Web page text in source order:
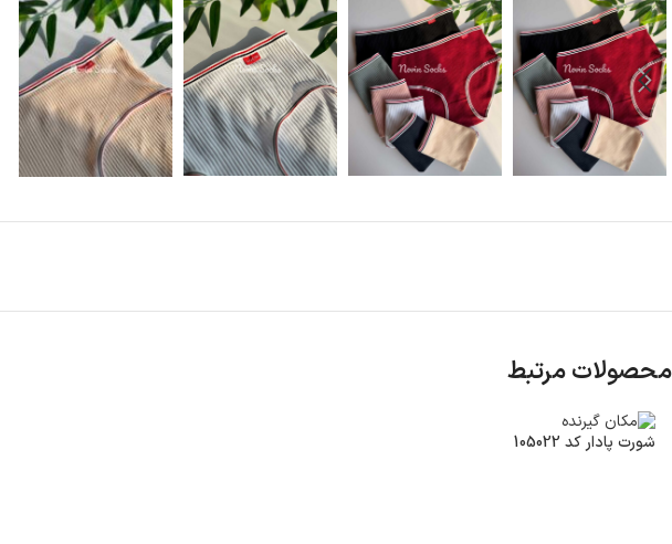
محصولات مرتبط
شورت پادار کد 105022